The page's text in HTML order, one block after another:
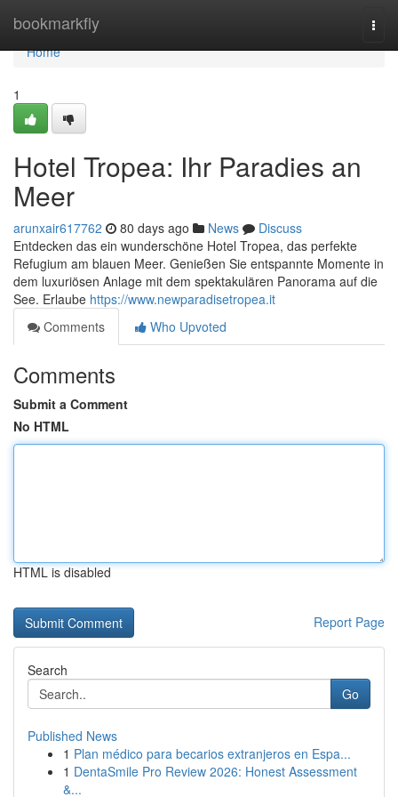
bookmarkfly
Home
Home
1
Hotel Tropea: Ihr Paradies an
Meer
arunxair617762 80 days ago News
Discuss
Entdecken das ein wunderschöne Hotel Tropea, das perfekte
Refugium am blauen Meer. Genießen Sie entspannte Momente in
dem luxuriösen Anlage mit dem spektakulären Panorama auf die
See. Erlaube https://www.newparadisetropea.it
Comments
Who Upvoted
Comments
Submit a Comment
No HTML
HTML is disabled
Report Page
Search
Go
Published News
1 Plan médico para becarios extranjeros en Espa...
1 DentaSmile Pro Review 2026: Honest Assessment
&...